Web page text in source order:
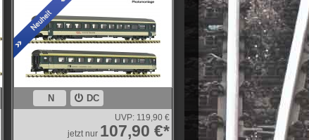
N DC
UVP: 119,90 €
jetzt nur 107,90 €*